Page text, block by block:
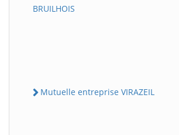
BRUILHOIS
Mutuelle entreprise VIRAZEIL